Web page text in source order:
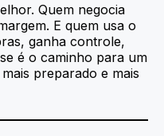
Quem negocia
E quem usa o
ganha controle,
é o caminho para um
preparado e mais